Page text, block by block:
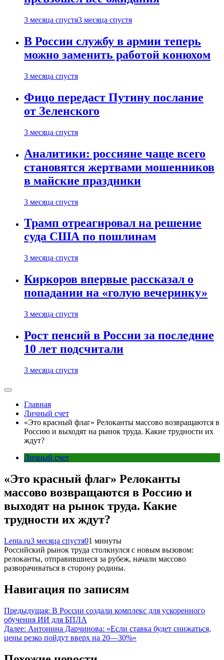
3 месяца спустя3 месяца спустя
В России службу в армии теперь
можно заменить работой конюхом
3 месяца спустя
Фицо передаст Путину послание
от Зеленского
3 месяца спустя
Аналитики: россияне чаще всего
становятся жертвами мошенников
в майские праздники
3 месяца спустя
Трамп отреагировал на решение
суда США по пошлинам
3 месяца спустя
Киркоров впервые рассказал о
попадании на «голую вечеринку»
3 месяца спустя
Рост пенсий в России за последние
10 лет подсчитали
3 месяца спустя
Главная
Личный счет
«Это красный флаг» Релоканты массово возвращаются в
Россию и выходят на рынок труда. Какие трудности их
ждут?
Личный счет
«Это красный флаг» Релоканты
массово возвращаются в Россию и
выходят на рынок труда. Какие
трудности их ждут?
Lenta.ru3 месяца спустя01 минуты
Российский рынок труда столкнулся с новым вызовом:
релоканты, отправившиеся за рубеж, начали массово
разворачиваться в сторону родины.
Навигация по записям
Предыдущая: В России создали комплекс для ускоренного
обучения ИИ для БПЛА
Далее: Антонина Дарчинова: «Если ставка будет снижаться,
цены резко пойдут вверх на 20—30%»